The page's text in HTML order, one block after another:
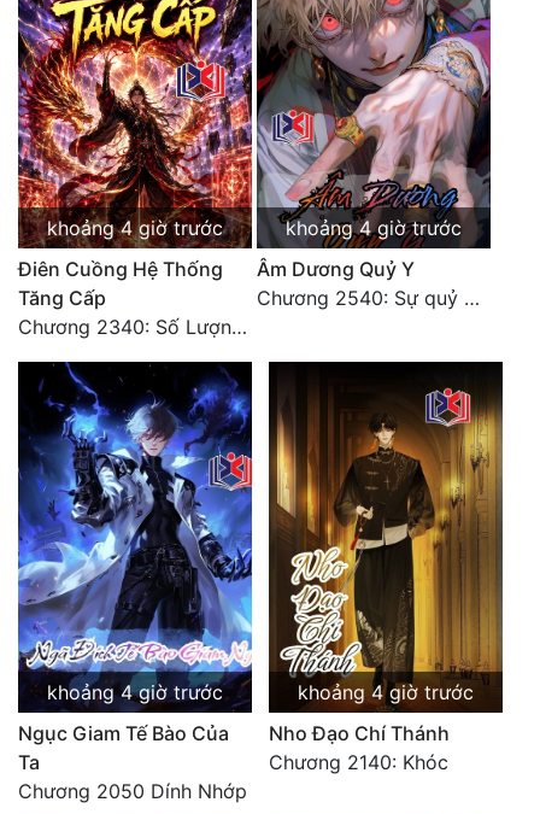
Xuyên Thư
Điền Văn
Đô Thị
Đông Phương
Đông Phương Huyền Huyễn
Đồng Nhân
Ngự Thú
Truyện Nam
Truyện Nữ
Vô Địch Lưu
Xây Dựng Thế Lực
Đam Mỹ
Đẹp
Đẹp Hiệp
Tính Cách Nhân Vật :
khoảng 4 giờ trước
Điên Cuồng Hệ Thống
Tăng Cấp
Chương 2340: Số Lượng Bất Túc!
khoảng 4 giờ trước
Âm Dương Quỷ Y
Chương 2540: Sự quỷ dị của Lý Trường Phong
khoảng 4 giờ trước
Ngục Giam Tế Bào Của
Ta
Chương 2050 Dính Nhớp
khoảng 4 giờ trước
Nho Đạo Chí Thánh
Chương 2140: Khóc